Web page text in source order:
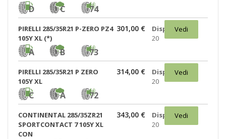
D C 74
PIRELLI 285/35R21 P-ZERO PZ4
105Y XL (*)
A B 73
301,00 €
Disponibili:
20
Vedi
PIRELLI 285/35R21 P ZERO
105Y XL
C A 72
314,00 €
Disponibili:
20
Vedi
CONTINENTAL 285/35ZR21
SPORTCONTACT 7 105Y XL
CON
343,00 €
Disponibili:
20
Vedi